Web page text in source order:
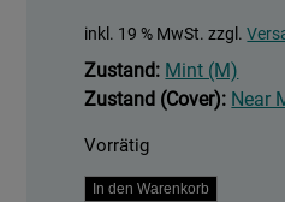
inkl. 19 % MwSt. zzgl.
Zustand: Mint (M)
Zustand (Cover): Near
Vorrätig
Fears
In den Warenkorb